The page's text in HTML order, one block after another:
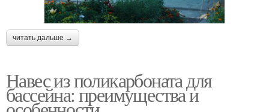
читать дальше →
Навес из поликарбоната для
бассейна: преимущества и